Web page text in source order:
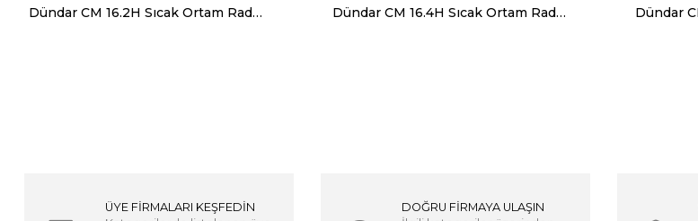
Dündar CM 16.2H Sıcak Ortam Radyal Salyangoz Fan (Monofaze) 120 Derece 1500 m³ 2700 RPM Dündar CM 16.4H Sıcak Ortam Radyal Salyangoz Fan (Monofaze) 120 Derece 750 m³ 1460 RPM
ÜYE FİRMALARI KEŞFEDİN DOĞRU FİRMAYA ULAŞIN